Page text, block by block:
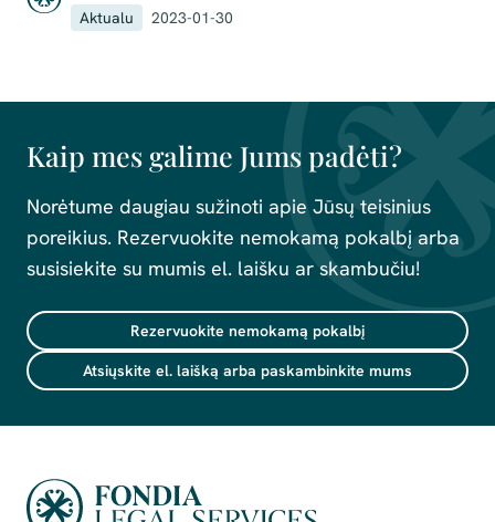
Aktualu
2023-01-30
Kaip mes galime Jums padėti?
Norėtume daugiau sužinoti apie Jūsų teisinius
poreikius. Rezervuokite nemokamą pokalbį arba
susisiekite su mumis el. laišku ar skambučiu!
Rezervuokite nemokamą pokalbį
Atsiųskite el. laišką arba paskambinkite mums